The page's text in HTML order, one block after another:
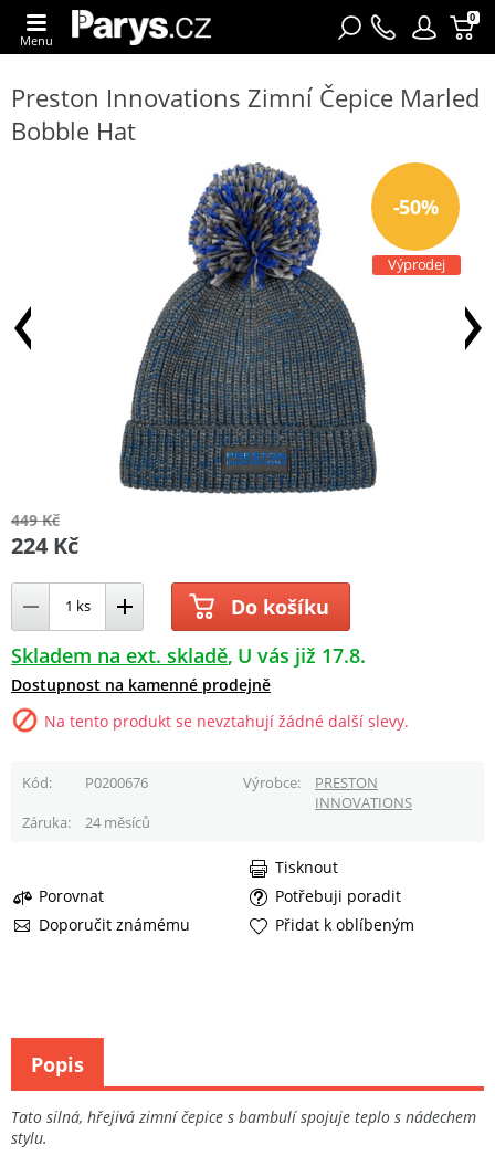
0
Menu
Preston Innovations Zimní Čepice Marled
Bobble Hat
-50%
Výprodej
449 Kč
224 Kč
Do košíku
Skladem na ext. skladě U vás již 17.8.
Dostupnost na kamenné prodejně
Na tento produkt se nevztahují žádné další slevy.
Kód P0200676 Výrobce
PRESTON
INNOVATIONS
Záruka
24 měsíců
Porovnat
Potřebuji poradit
Doporučit známému
Tisknout
Přidat k oblíbeným
Tato silná, hřejivá zimní čepice s bambulí spojuje teplo s nádechem
stylu.
Popis